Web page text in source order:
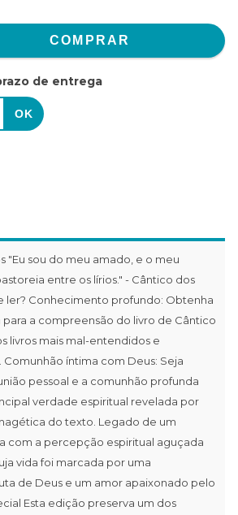
de entrega
"Eu sou do meu amado, e o meu
entre os lírios." - Cântico dos
ler? Conhecimento profundo: Obtenha
a compreensão do livro de Cântico
livros mais mal-entendidos e
Comunhão íntima com Deus: Seja
pessoal e a comunhão profunda
verdade espiritual revelada por
do texto. Legado de um
com a percepção espiritual aguçada
vida foi marcada por uma
de Deus e um amor apaixonado pelo
Esta edição preserva um dos